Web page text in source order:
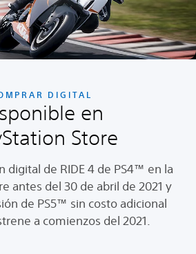
DIGITAL
en
Store
digital de RIDE 4 de PS4™ en la
antes del 30 de abril de 2021 y
de PS5™ sin costo adicional
a comienzos del 2021.